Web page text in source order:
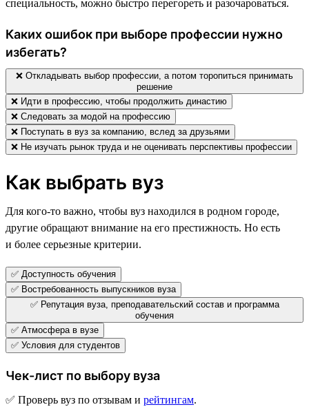
специальность, можно быстро перегореть и разочароваться.
Каких ошибок при выборе профессии нужно
избегать?
❌ Откладывать выбор профессии, а потом торопиться принимать
решение
❌ Идти в профессию, чтобы продолжить династию
❌ Следовать за модой на профессию
❌ Поступать в вуз за компанию, вслед за друзьями
❌ Не изучать рынок труда и не оценивать перспективы профессии
Как выбрать вуз
Для кого-то важно, чтобы вуз находился в родном городе,
другие обращают внимание на его престижность. Но есть
и более серьезные критерии.
✅ Доступность обучения
✅ Востребованность выпускников вуза
✅ Репутация вуза, преподавательский состав и программа
обучения
✅ Атмосфера в вузе
✅ Условия для студентов
Чек-лист по выбору вуза
✅ Проверь вуз по отзывам и рейтингам.